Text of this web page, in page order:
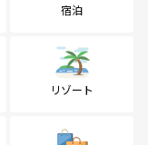
宿泊
リゾート